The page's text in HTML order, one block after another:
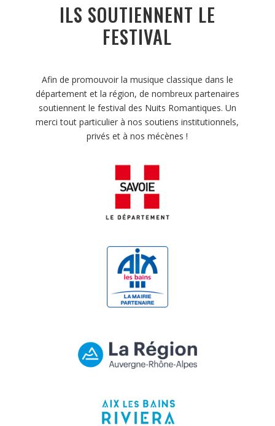
ILS SOUTIENNENT LE
FESTIVAL
Afin de promouvoir la musique classique dans le
département et la région, de nombreux partenaires
soutiennent le festival des Nuits Romantiques. Un
merci tout particulier à nos soutiens institutionnels,
privés et à nos mécènes !